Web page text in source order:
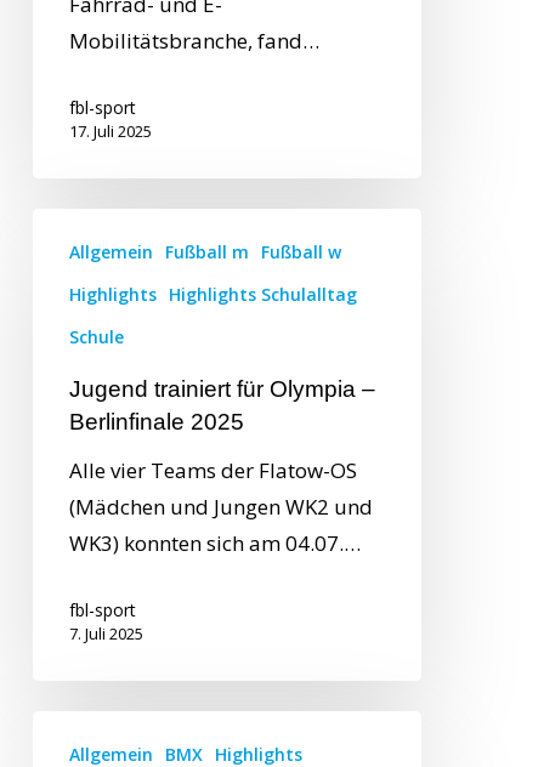
Mobilitätsbranche, fand…
fbl-sport
17. Juli 2025
Allgemein Fußball m
Fußball w
Highlights Highlights Schulalltag
Schule
Jugend trainiert für Olympia –
Berlinfinale 2025
Alle vier Teams der Flatow-OS
(Mädchen und Jungen WK2 und
WK3) konnten sich am 04.07.…
fbl-sport
7. Juli 2025
Allgemein BMX Highlights